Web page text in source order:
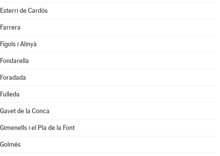
Esterri de Cardós
Farrera
Fígols i Alinyà
Fondarella
Foradada
Fulleda
Gavet de la Conca
Gimenells i el Pla de la Font
Golmés